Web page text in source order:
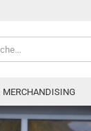
MERCHANDISING